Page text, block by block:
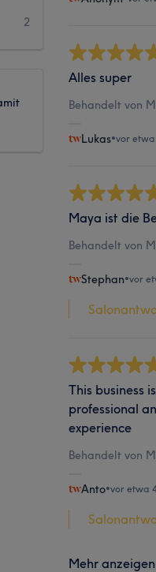
2
Alles super
Behandelt von
Lukas•vor etwa
Maya ist die
Behandelt von
Stephan•vor
This business
professional
experience
Behandelt von
Anto•vor etwa
Mehr